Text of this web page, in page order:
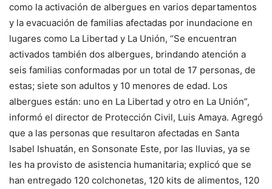
como la activación de albergues en varios departamentos
y la evacuación de familias afectadas por inundacione en
lugares como La Libertad y La Unión, “Se encuentran
activados también dos albergues, brindando atención a
seis familias conformadas por un total de 17 personas, de
estas; siete son adultos y 10 menores de edad. Los
albergues están: uno en La Libertad y otro en La Unión”,
informó el director de Protección Civil, Luis Amaya. Agregó
que a las personas que resultaron afectadas en Santa
Isabel Ishuatán, en Sonsonate Este, por las lluvias, ya se
les ha provisto de asistencia humanitaria; explicó que se
han entregado 120 colchonetas, 120 kits de alimentos, 120